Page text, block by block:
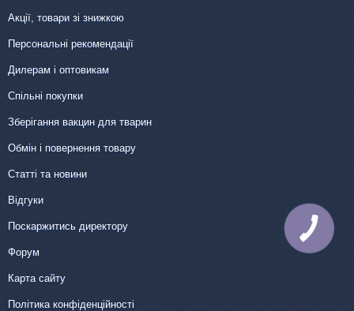
Акції, товари зі знижкою
Персональні рекомендації
Дилерам і оптовикам
Спільні покупки
Зберігання вакцин для тварин
Обмін і повернення товару
Статті та новини
Відгуки
Поскаржитись директору
Форум
Карта сайту
Політика конфіденційності